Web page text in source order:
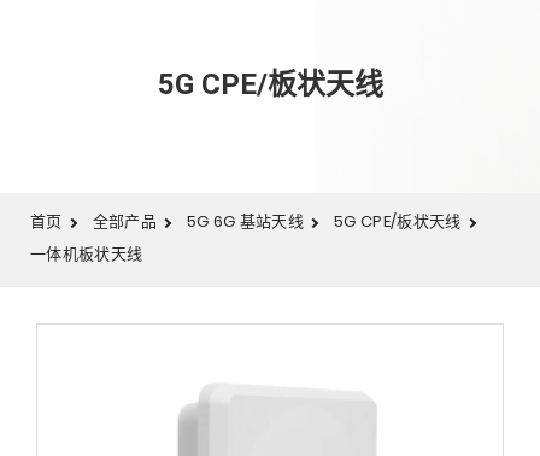
5G CPE/板状天线
首页 全部产品 5G 6G 基站天线
5G CPE/板状天线
一体机板状天线